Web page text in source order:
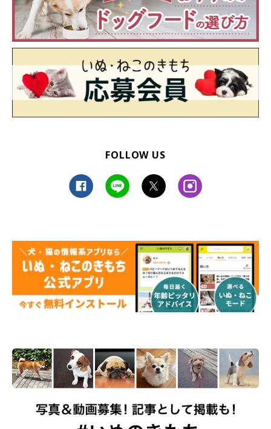
を見せたそうです。この行動からは、どのようなことが読み取れ
るのでしょうか。
岡本先生：
「犬は物を動かしたり隠したりと、どのコも前足を比較的器用に
使うことができる傾向にあります。
今回のあずきちゃんからは、飼い主さんが地球儀を回している様
遊ぶのが好きなコや食べ物が好きなコは学習して行動しやすい傾
FOLLOW US